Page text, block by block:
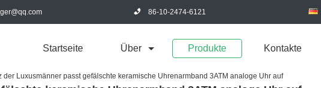
86-10-2474-6121
Startseite Über Produkte Kontakte
der Luxusmänner passt gefälschte keramische Uhrenarmband 3ATM analoge Uhr auf